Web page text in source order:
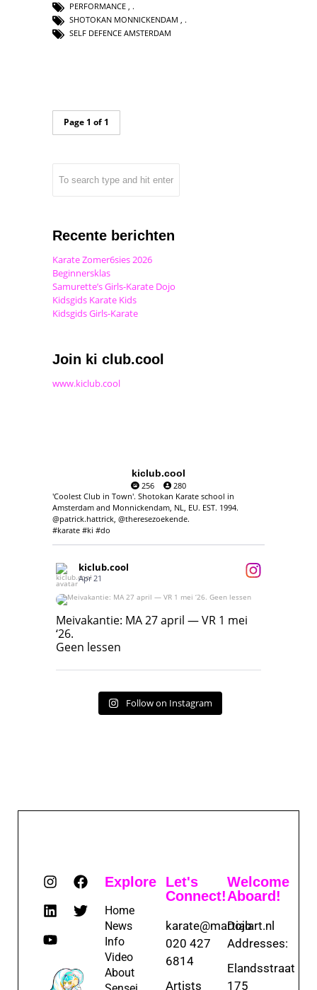
PERFORMANCE ,
SHOTOKAN MONNICKENDAM ,
SELF DEFENCE AMSTERDAM
Page 1 of 1
Recente berichten
Karate Zomer6sies 2026
Beginnersklas
Samurette’s Girls-Karate Dojo
Kidsgids Karate Kids
Kidsgids Girls-Karate
Join ki club.cool
www.kiclub.cool
kiclub.cool
256
280
'Coolest Club in Town'. Shotokan Karate school in
Amsterdam and Monnickendam, NL, EU. EST. 1994.
@patrick.hattrick, @theresezoekende.
#karate #ki #do
kiclub.cool
Apr 21
Meivakantie: MA 27 april — VR 1 mei ‘26.
Geen lessen
Meivakantie: MA 27 april — VR 1 mei
‘26.
Geen lessen
Follow on Instagram
Explore
Home
News
Info
Video
About
Let's
Connect!
karate@martialart.nl
020 427
6814
Artists
Welcome
Aboard!
Dojo
Addresses:
Elandsstraat
175